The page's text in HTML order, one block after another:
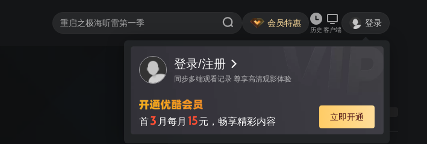
会员特惠
历史 客户端
登录
登录/注册
同步多端观看记录 尊享高清观影体验
首3 月每月 15元，畅享精彩内容 立即开通